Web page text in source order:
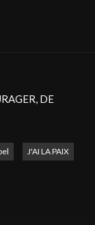
DE
→ Site
J'AI LA PAIX